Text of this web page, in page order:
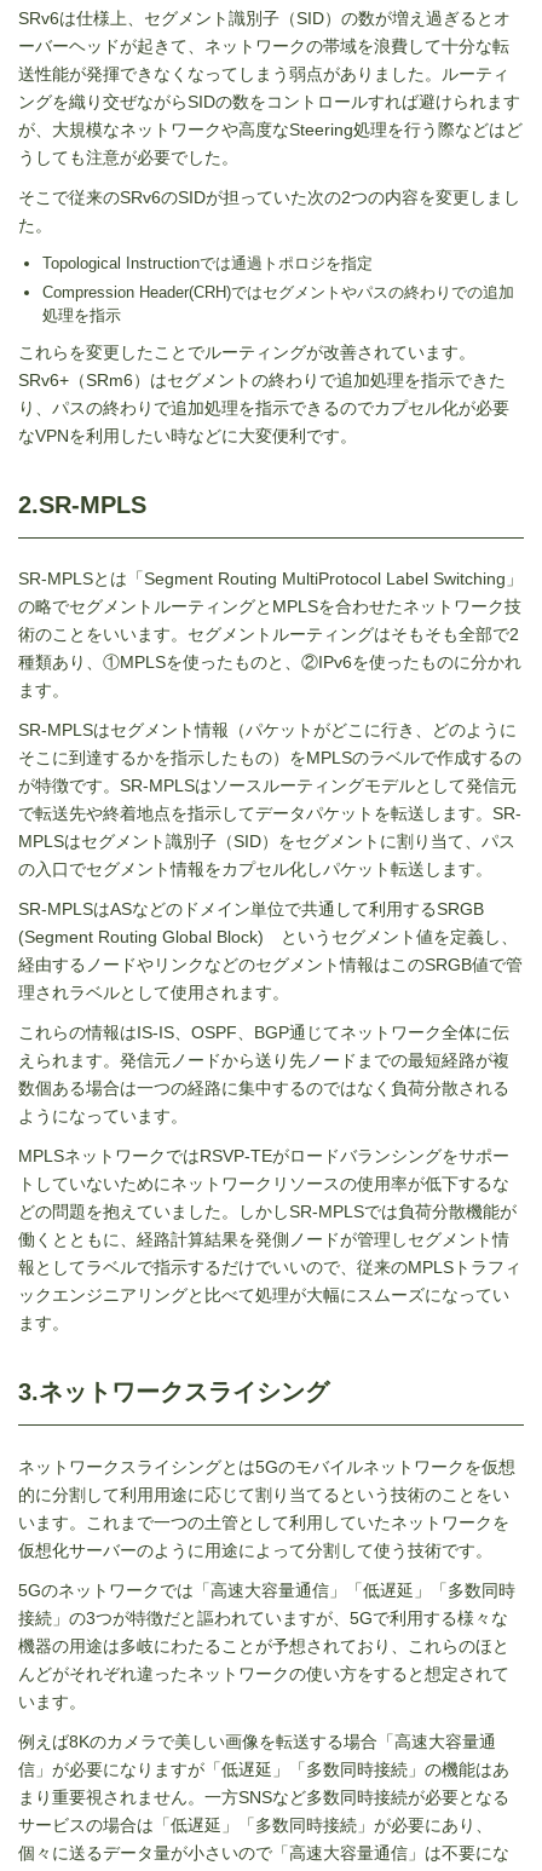
SRv6は仕様上、 セグメント識別子（SID） の数が増え過ぎるとオ
ーバーヘッドが起きて、ネットワークの帯域を浪費して十分な転
送性能が発揮できなくなってしまう弱点がありました。ルーティ
ングを織り交ぜながらSIDの数をコントロールすれば避けられます
が、大規模なネットワークや高度なSteering処理を行う際などはど
うしても注意が必要でした。
そこで従来のSRv6のSIDが担っていた次の2つの内容を変更しまし
た。
Topological Instructionでは通過トポロジを指定
Compression Header(CRH)ではセグメントやパスの終わりでの追加
処理を指示
これらを変更したことでルーティングが改善されています。
SRv6+（SRm6）はセグメントの終わりで追加処理を指示できた
り、パスの終わりで追加処理を指示できるのでカプセル化が必要
なVPNを利用したい時などに大変便利です。
2.SR-MPLS
SR-MPLSとは「Segment Routing MultiProtocol Label Switching」
の略でセグメントルーティングとMPLSを合わせたネットワーク技
術のことをいいます。セグメントルーティングはそもそも全部で2
種類あり、①MPLSを使ったものと、②IPv6を使ったものに分かれ
ます。
SR-MPLSはセグメント情報（パケットがどこに行き、どのように
そこに到達するかを指示したもの）をMPLSのラベルで作成するの
が特徴です。SR-MPLSはソースルーティングモデルとして発信元
で転送先や終着地点を指示してデータパケットを転送します。SR-
MPLSはセグメント識別子（SID）をセグメントに割り当て、パス
の入口でセグメント情報をカプセル化しパケット転送します。
SR-MPLSはASなどのドメイン単位で共通して利用するSRGB
(Segment Routing Global Block) というセグメント値を定義し、
経由するノードやリンクなどのセグメント情報はこのSRGB値で管
理されラベルとして使用されます。
これらの情報はIS-IS、OSPF、BGP通じてネットワーク全体に伝
えられます。発信元ノードから送り先ノードまでの最短経路が複
数個ある場合は一つの経路に集中するのではなく負荷分散される
ようになっています。
MPLSネットワークではRSVP-TEがロードバランシングをサポー
トしていないためにネットワークリソースの使用率が低下するな
どの問題を抱えていました。しかしSR-MPLSでは負荷分散機能が
働くとともに、経路計算結果を発側ノードが管理しセグメント情
報としてラベルで指示するだけでいいので、従来のMPLSトラフィ
ックエンジニアリングと比べて処理が大幅にスムーズになってい
ます。
3.ネットワークスライシング
ネットワークスライシングとは5Gのモバイルネットワークを仮想
的に分割して利用用途に応じて割り当てるという技術のことをい
います。これまで一つの土管として利用していたネットワークを
仮想化サーバーのように用途によって分割して使う技術です。
5Gのネットワークでは「高速大容量通信」「低遅延」「多数同時
接続」の3つが特徴だと謳われていますが、 5Gで利用する様々な
機器の用途は多岐にわたることが予想されており、これらのほと
んどがそれぞれ違ったネットワークの使い方をすると想定されて
います。
例えば8Kのカメラで美しい画像を転送する場合「高速大容量通
信」が必要になりますが「低遅延」「多数同時接続」の機能はあ
まり重要視されません。一方SNSなど多数同時接続が必要となる
サービスの場合は「低遅延」「多数同時接続」が必要にあり、
個々に送るデータ量が小さいので「高速大容量通信」は不要にな